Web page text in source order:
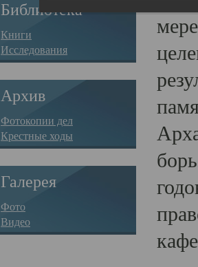
Библиотека
Книги
Исследования
Архив
Фотокопии дел
Крестные ходы
Галерея
Фото
Видео